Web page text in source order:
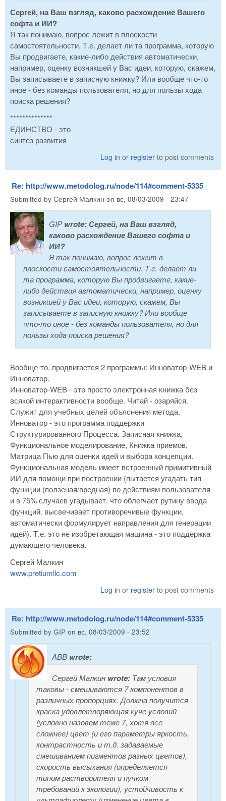
Сергей, на Ваш взгляд, каково расхождение Вашего
софта и ИИ?
Я так понимаю, вопрос лежит в плоскости
самостоятельности. Т.е. делает ли та программа, которую
Вы продвигаете, какие-либо действия автоматически,
например, оценку возникшей у Вас идеи, которую, скажем,
Вы записываете в записную книжку? Или вообще что-то
иное - без команды пользователя, но для пользы хода
поиска решения?
**************
ЕДИНСТВО - это
синтез развития
Log in or register to post comments
Re: http://www.metodolog.ru/node/114#comment-5335
Submitted by Сергей Малкин on вс, 08/03/2009 - 23:47
GIPwrote:Сергей, на Ваш взгляд,
каково расхождение Вашего софта и
ИИ?
Я так понимаю, вопрос лежит в
плоскости самостоятельности. Т.е. делает ли
та программа, которую Вы продвигаете, какие-
либо действия автоматически, например, оценку
возникшей у Вас идеи, которую, скажем, Вы
записываете в записную книжку? Или вообще
что-то иное - без команды пользователя, но для
пользы хода поиска решения?
Вообще-то, продвигается 2 программы: Инноватор-WEB и
Инноватор.
Инноватор-WEB - это просто электронная книжка без
всякой интерактивности вообще. Читай - озаряйся.
Служит для учебных целей объяснения метода.
Инноватор - это программа поддержки
Структурированного Процесса. Записная книжка,
Функциональное моделирование, Книжка приемов,
Матрица Пью для оценки идей и выбора концепции.
Функциональная модель имеет встроенный примитивный
ИИ для помощи при построении (пытается угадать тип
функции (ползеная/вредная) по действиям пользователя
и в 75% случаев угадывает, что облегчает рутину ввода
функций. высвечивает противоречивые функции,
автоматически формулирует направления для генерации
идей). Т.е. это не изобретающая машина - это поддержка
думающего человека.
Сергей Малкин
www.pretiumllc.com
Log in or register to post comments
Re: http://www.metodolog.ru/node/114#comment-5335
Submitted by GIP on вс, 08/03/2009 - 23:52
ABB wrote:
Сергей Малкин wrote: Там условия
таковы - смешиваются 7 компонентов в
различных пропорциях. Должна получится
краска удовлетворяющая куче условий
(условно назовем теже 7, хотя все
сложнее) цвет (и его параметры яркость,
контрастность и т.д. задаваемые
смешиванием пигментов разных цветов),
скорость высыхания (определяется
типом растворителя и пучком
требований к экологии), устойчивость к